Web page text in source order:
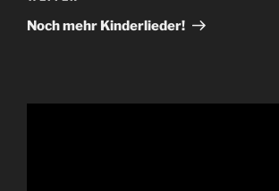
Beitrag
Noch mehr Kinderlieder!